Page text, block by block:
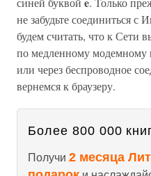
не забудьте соединиться с
будем считать, что к Сети
по медленному модемному
или через беспроводное
вернемся к браузеру.
Более 800 000
Получи 2 месяца